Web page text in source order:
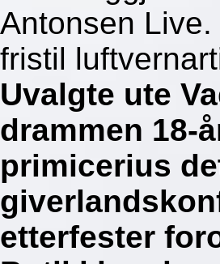
Antonsen
fristil
Uvalgte ute
drammen 18-
primicerius
etterfester